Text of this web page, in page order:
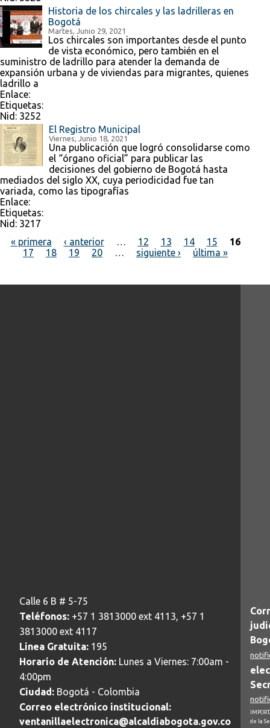
Historia de los chircales y las ladrilleras en
Bogotá
Martes, Junio 29, 2021
Los chircales son importantes desde el punto
de vista económico, pero también en el
suministro de ladrillo para atender la demanda de
expansión urbana y de viviendas para migrantes, quienes
ladrillo a
Enlace:
Etiquetas:
Nid: 3252
El Registro Municipal
Viernes, Junio 18, 2021
Una publicación que logró consolidarse como
el “órgano oficial” para publicar las
decisiones del gobierno de Bogotá hasta
mediados del siglo XX, cuya periodicidad fue tan
variada, como las tipografías
Enlace:
Etiquetas:
Nid: 3217
Páginas
« primera ‹ anterior … 12 13 14 15
16
17
18 19 20 … siguiente › última »
Calle 6 B # 5-75
Teléfonos: +57 1 3813000 ext 4113, +57 1
3813000 ext 4117
Linea Gratuita: 195
Horario de Atención: Lunes a Viernes: 7:00am -
4:00pm
Ciudad: Bogotá - Colombia
Correo electrónico institucional:
ventanillaelectronica@alcaldiabogota.gov.co
de la